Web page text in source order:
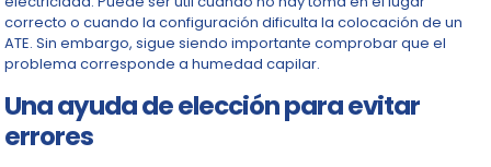
correcto o cuando la configuración dificulta la colocación de un
ATE. Sin embargo, sigue siendo importante comprobar que el
problema corresponde a humedad capilar.
Una ayuda de elección para evitar
errores